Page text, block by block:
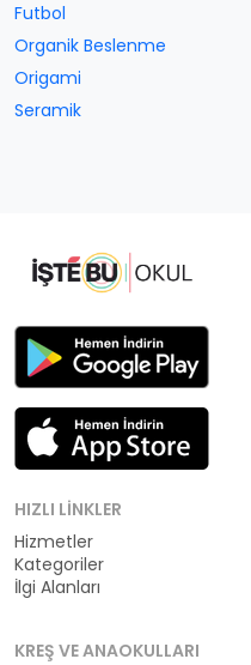
Futbol
Organik Beslenme
Origami
Seramik
HIZLI LINKLER
Hizmetler
Kategoriler
İlgi Alanları
KREŞ VE ANAOKULLARI